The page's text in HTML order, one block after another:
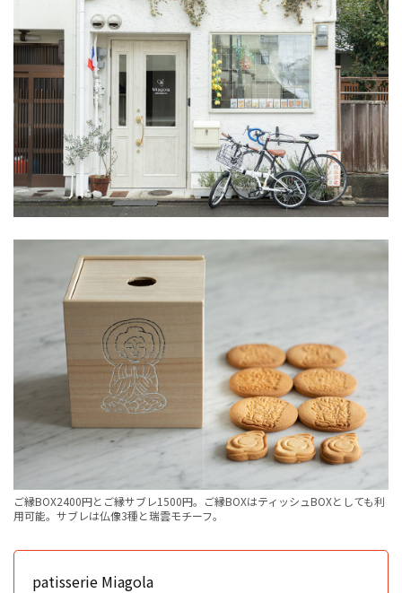
ご縁BOX2400円とご縁サブレ1500円。ご縁BOXはティッシュBOXとしても利
用可能。サブレは仏像3種と瑞雲モチーフ。
patisserie Miagola